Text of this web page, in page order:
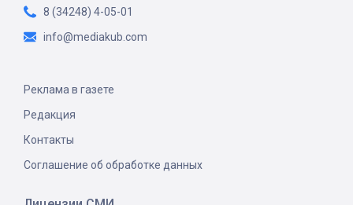
8 (34248) 4-05-01
info@mediakub.com
Реклама в газете
Редакция
Контакты
Соглашение об обработке данных